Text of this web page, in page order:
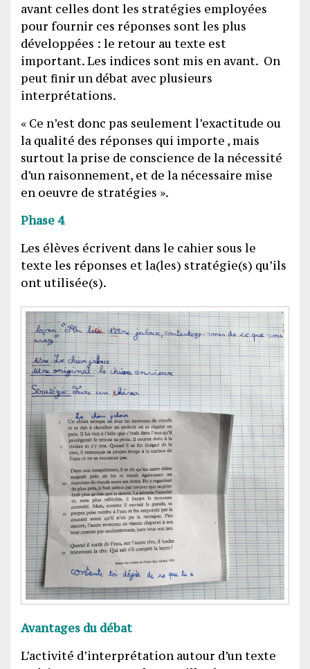
avant celles dont les stratégies employées
pour fournir ces réponses sont les plus
développées : le retour au texte est
important. Les indices sont mis en avant. On
peut finir un débat avec plusieurs
interprétations.
« Ce n’est donc pas seulement l’exactitude ou
la qualité des réponses qui importe , mais
surtout la prise de conscience de la nécessité
d’un raisonnement, et de la nécessaire mise
en oeuvre de stratégies ».
Phase 4
Les élèves écrivent dans le cahier sous le
texte les réponses et la(les) stratégie(s) qu’ils
ont utilisée(s).
Avantages du débat
L’activité d’interprétation autour d’un texte